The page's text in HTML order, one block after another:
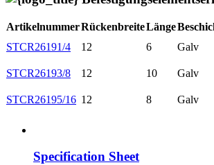
ArtikelnummerRückenbreiteLänge
STCR26191/4
12 6 Galv
STCR26193/8 12 10 Galv
STCR26195/16 12 8 Galv
Specification Sheet